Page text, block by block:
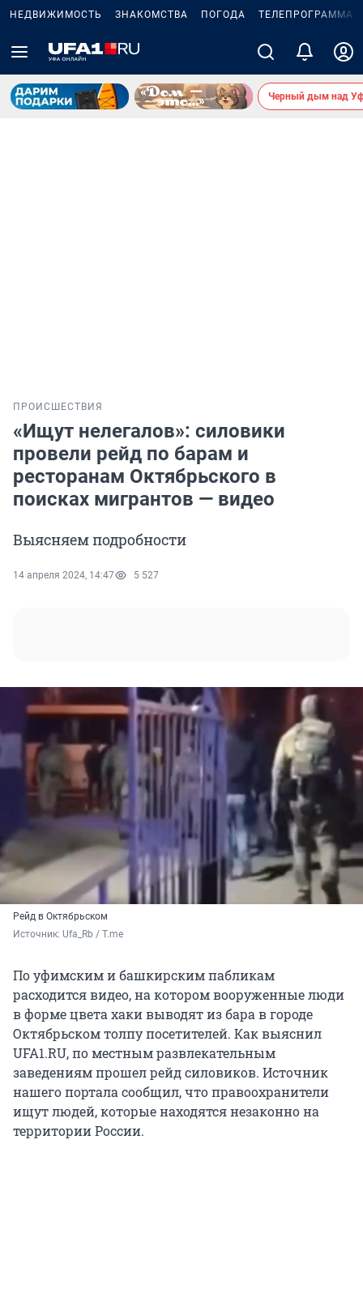
НЕДВИЖИМОСТЬ ЗНАКОМСТВА ПОГОДА ТЕЛЕПРОГРАММА
Черный дым над
ПРОИСШЕСТВИЯ
«Ищут нелегалов»: силовики
провели рейд по барам и
ресторанам Октябрьского в
поисках мигрантов — видео
Выясняем подробности
14 апреля 2024, 14:47 5 527
Рейд в Октябрьском
Источник: Ufa_Rb / T.me
По уфимским и башкирским пабликам
расходится видео, на котором вооруженные люди
в форме цвета хаки выводят из бара в городе
Октябрьском толпу посетителей. Как выяснил
UFA1.RU, по местным развлекательным
заведениям прошел рейд силовиков. Источник
нашего портала сообщил, что правоохранители
ищут людей, которые находятся незаконно на
территории России.